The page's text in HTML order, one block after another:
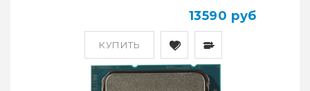
КУПИТЬ
13590 руб